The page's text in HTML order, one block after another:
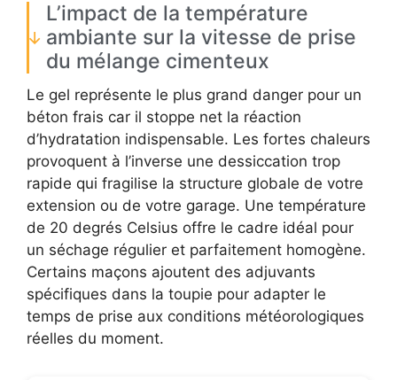
L’impact de la température
ambiante sur la vitesse de prise
du mélange cimenteux
Le gel représente le plus grand danger pour un
béton frais car il stoppe net la réaction
d’hydratation indispensable. Les fortes chaleurs
provoquent à l’inverse une dessiccation trop
rapide qui fragilise la structure globale de votre
extension ou de votre garage. Une température
de 20 degrés Celsius offre le cadre idéal pour
un séchage régulier et parfaitement homogène.
Certains maçons ajoutent des adjuvants
spécifiques dans la toupie pour adapter le
temps de prise aux conditions météorologiques
réelles du moment.